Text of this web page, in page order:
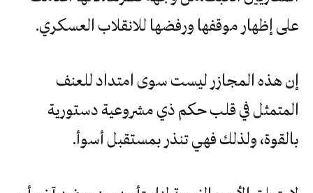
على إظهار موقفها ورفضها للانقلاب العسكري.
إن هذه المجازر ليست سوى امتداد للعنف
المتمثل في قلب حكم ذي مشروعية دستورية
بالقوة، ولذلك فهي تنذر بمستقبل أسوأ.